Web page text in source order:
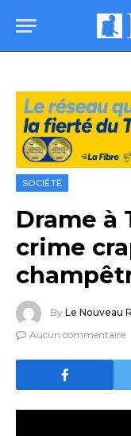
SOCIÉTÉ
Drame à
crime
By Le Nouveau
Aucun commentaire